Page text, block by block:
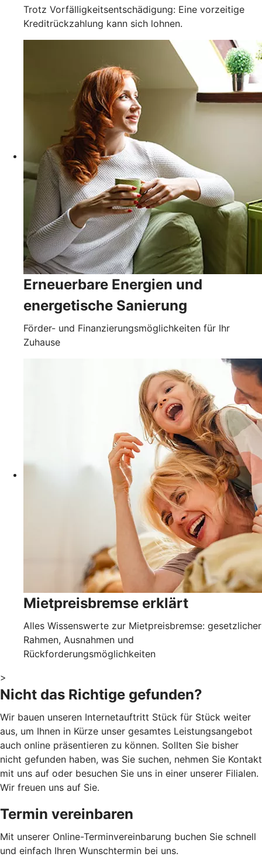
Trotz Vorfälligkeitsentschädigung: Eine vorzeitige
Kreditrückzahlung kann sich lohnen.
Erneuerbare Energien und
energetische Sanierung
Förder- und Finanzierungsmöglichkeiten für Ihr
Zuhause
Mietpreisbremse erklärt
Alles Wissenswerte zur Mietpreisbremse: gesetzlicher
Rahmen, Ausnahmen und
Rückforderungsmöglichkeiten
>
Nicht das Richtige gefunden?
Wir bauen unseren Internetauftritt Stück für Stück weiter
aus, um Ihnen in Kürze unser gesamtes Leistungsangebot
auch online präsentieren zu können. Sollten Sie bisher
nicht gefunden haben, was Sie suchen, nehmen Sie Kontakt
mit uns auf oder besuchen Sie uns in einer unserer Filialen.
Wir freuen uns auf Sie.
Termin vereinbaren
Mit unserer Online-Terminvereinbarung buchen Sie schnell
und einfach Ihren Wunschtermin bei uns.